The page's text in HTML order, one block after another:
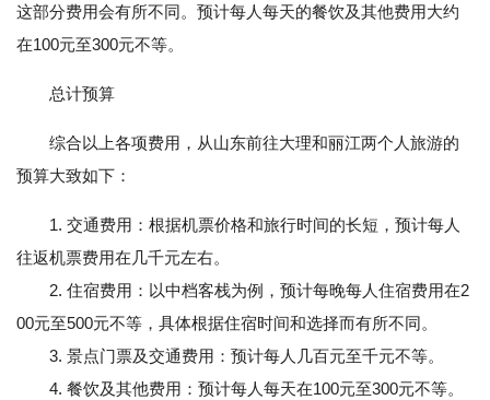
这部分费用会有所不同。预计每人每天的餐饮及其他费用大约
在100元至300元不等。
总计预算
综合以上各项费用，从山东前往大理和丽江两个人旅游的
预算大致如下：
1. 交通费用：根据机票价格和旅行时间的长短，预计每人
往返机票费用在几千元左右。
2. 住宿费用：以中档客栈为例，预计每晚每人住宿费用在2
00元至500元不等，具体根据住宿时间和选择而有所不同。
3. 景点门票及交通费用：预计每人几百元至千元不等。
4. 餐饮及其他费用：预计每人每天在100元至300元不等。